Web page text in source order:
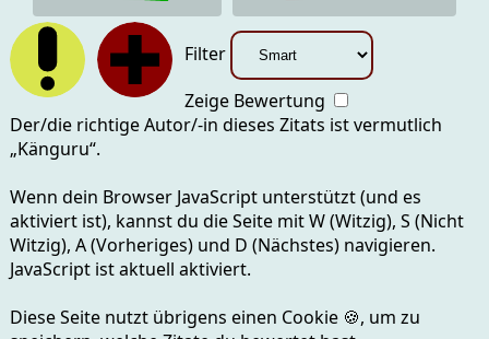
Filter
Zeige Bewertung
Der/die richtige Autor/-in dieses Zitats ist vermutlich
„Känguru“.
Wenn dein Browser JavaScript unterstützt (und es
aktiviert ist), kannst du die Seite mitW (Witzig), S (Nicht
Witzig), A (Vorheriges) und D (Nächstes)navigieren.
JavaScript ist aktuell aktiviert.
Diese Seite nutzt übrigens einen Cookie 🍪, um zu